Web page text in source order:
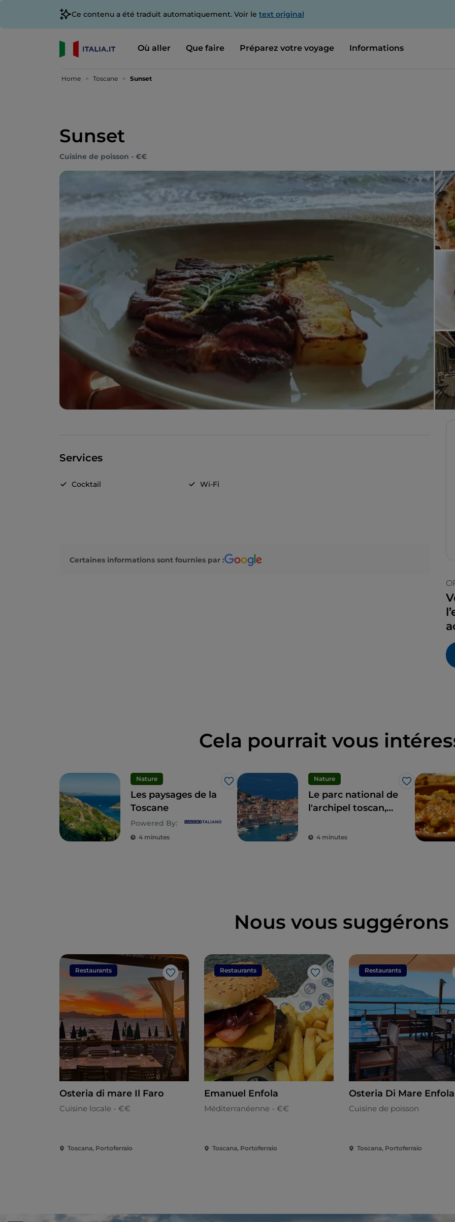
Ce contenu a été traduit automatiquement. Voir le text original
Où aller Que faire Préparez votre voyage Informations
Home Toscane Sunset
Sunset
Cuisine de poisson - €€
Services
Cocktail Wi-Fi
Certaines informations sont fournies par :
Cela pourrait vous
Nature
J’aime
Les paysages de la
Toscane
Powered By:
4 minutes
Nature
J’aime
Le parc national de
l'archipel toscan,
paradisiaque
4 minutes
Nous vous suggérons
Restaurants
J’aime
Osteria di mare Il Faro
Cuisine locale - €€
Toscana, Portoferraio
Restaurants
J’aime
Emanuel Enfola
Méditerranéenne - €€
Toscana, Portoferraio
Restaurants
Osteria Di Mare Enfola
Cuisine de poisson
Toscana, Portoferraio